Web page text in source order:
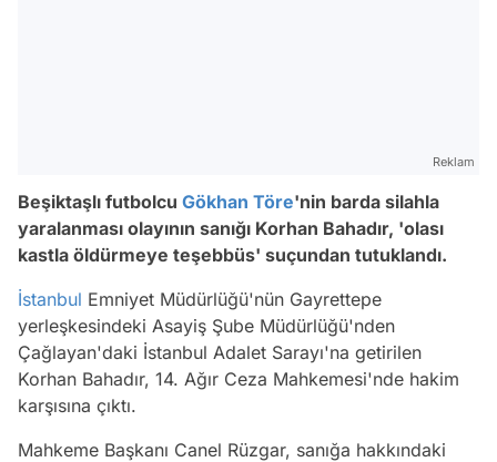
Reklam
Beşiktaşlı futbolcu Gökhan Töre'nin barda silahla
yaralanması olayının sanığı Korhan Bahadır, 'olası
kastla öldürmeye teşebbüs' suçundan tutuklandı.
İstanbul Emniyet Müdürlüğü'nün Gayrettepe
yerleşkesindeki Asayiş Şube Müdürlüğü'nden
Çağlayan'daki İstanbul Adalet Sarayı'na getirilen
Korhan Bahadır, 14. Ağır Ceza Mahkemesi'nde hakim
karşısına çıktı.
Mahkeme Başkanı Canel Rüzgar, sanığa hakkındaki